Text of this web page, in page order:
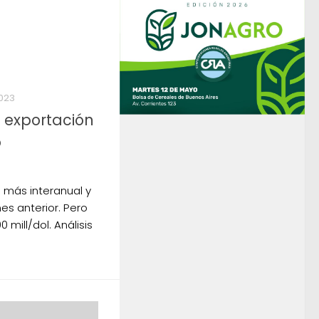
más interanual y
anterior. Pero
mill/dol. Análisis